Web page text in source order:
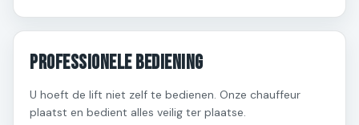
Professionele bediening
U hoeft de lift niet zelf te bedienen. Onze chauffeur
plaatst en bedient alles veilig ter plaatse.